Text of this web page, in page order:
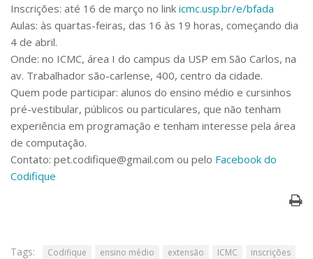
Inscrições: até 16 de março no link icmc.usp.br/e/bfada
Aulas: às quartas-feiras, das 16 às 19 horas, começando dia
4 de abril.
Onde: no ICMC, área I do campus da USP em São Carlos, na
av. Trabalhador são-carlense, 400, centro da cidade.
Quem pode participar: alunos do ensino médio e cursinhos
pré-vestibular, públicos ou particulares, que não tenham
experiência em programação e tenham interesse pela área
de computação.
Contato: pet.codifique@gmail.com ou pelo Facebook do
Codifique
Tags: Codifique ensino médio extensão ICMC
inscrições